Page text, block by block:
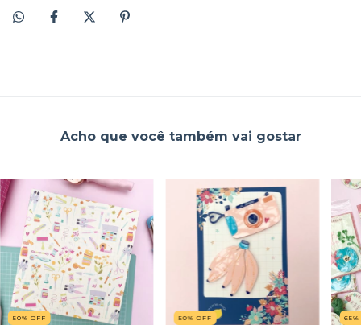
Acho que você também vai gostar
50% OFF 50%OFF 65